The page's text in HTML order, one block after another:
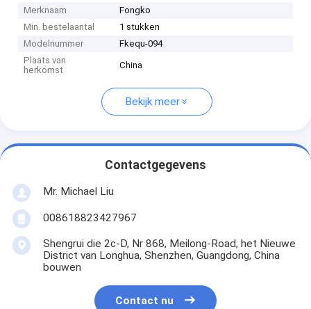
Merknaam
Fongko
Min. bestelaantal
1 stukken
Modelnummer
Fkequ-094
Plaats van
herkomst
China
Bekijk meer
Contactgegevens
Mr. Michael Liu
008618823427967
Shengrui die 2c-D, Nr 868, Meilong-Road, het Nieuwe
District van Longhua, Shenzhen, Guangdong, China
bouwen
Contact nu